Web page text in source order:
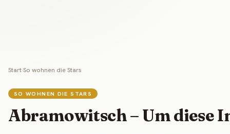
Start›So wohnen die Stars
SO WOHNEN DIE STARS
Abramowitsch – Um diese